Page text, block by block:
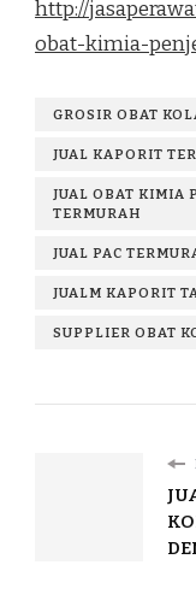
http://
obat-kimia-
GROSIR OBAT
JUAL KAPORIT
JUAL OBAT KIMIA
TERMURAH
JUAL PAC
JUALM KAPORIT
SUPPLIER OBAT